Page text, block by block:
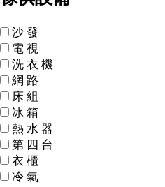
沙 發
電 視
洗 衣 機
網 路
床 組
冰 箱
熱 水 器
第 四 台
衣 櫃
冷 氣